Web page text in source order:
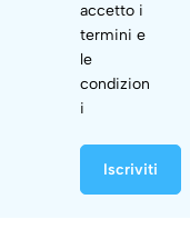
accetto i
termini e
le
condizion
i